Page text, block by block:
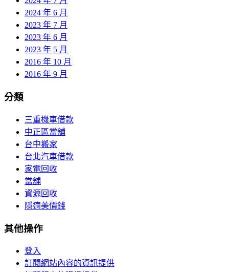
2024 年 6 月
2023 年 7 月
2023 年 6 月
2023 年 5 月
2016 年 10 月
2016 年 9 月
分類
三重機車借款
中正區當舖
台中搬家
台北汽車借款
家電回收
當舖
資源回收
隱適美價錢
其他操作
登入
訂閱網站內容的資訊提供